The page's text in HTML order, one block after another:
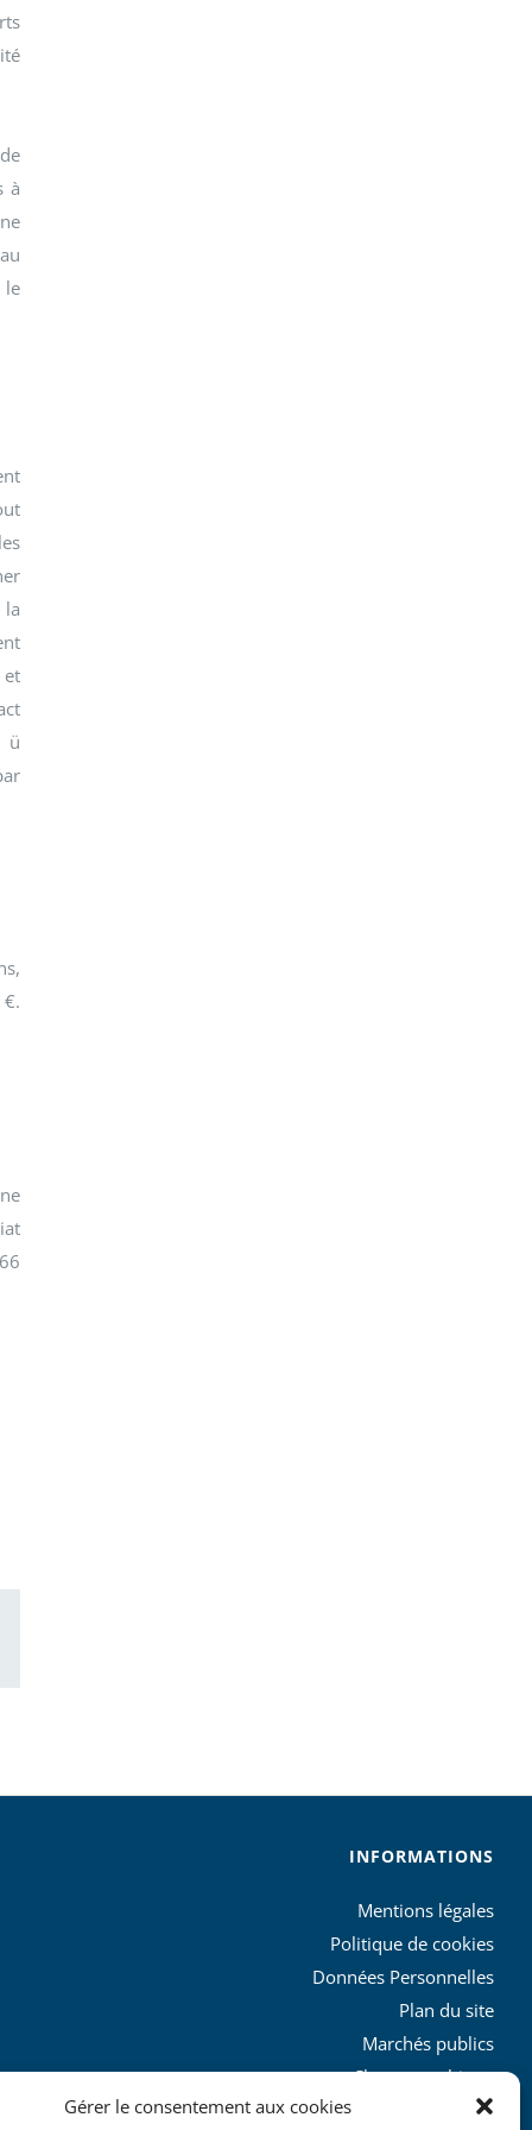
Gérer le consentement aux cookies
à
le
la
ü
INFORMATIONS
Mentions légales
Politique de cookies
Données Personnelles
Plan du site
Marchés publics
Charte graphique
L’agglo recrute